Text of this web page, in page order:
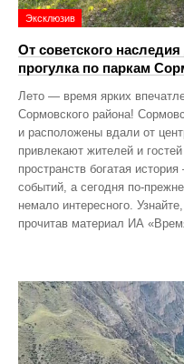
Эксклюзив
От советского
прогулка по паркам
Лето — время ярких
Сормовского района!
и расположены вдали от
привлекают жителей и
пространств богатая
событий, а сегодня
немало интересного.
прочитав материал ИА